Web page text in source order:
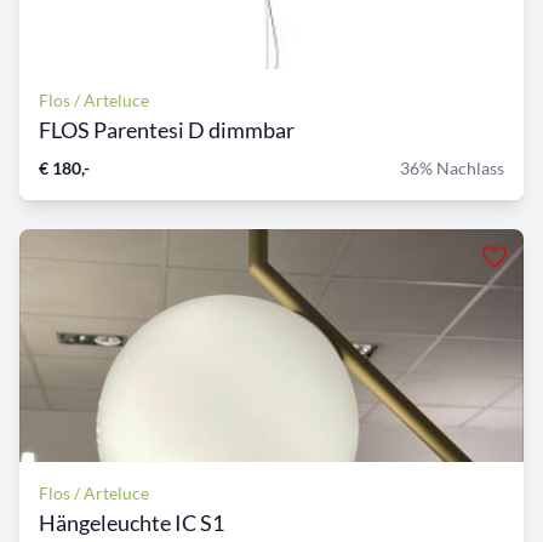
Flos / Arteluce
FLOS Parentesi D dimmbar
€ 180,- 36% Nachlass
Flos / Arteluce
Hängeleuchte IC S1